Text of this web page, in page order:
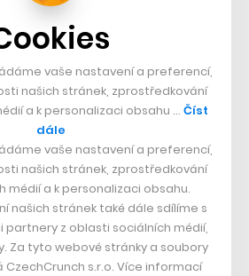
si na Netflixu historickou
z Polska, její humor platí i na
Kingdom Come otevírá
na Vinohradech. Je to moje
lásky k Česku, říká miláček
vydělat 200 milionů za pár
Mladý investor to zvládl s
Xeroxu, ale chce mnohem víc
vaše nastavení a preferencí,
našich stránek, zprostředkování
a k personalizaci obsahu … Číst
dále
vaše nastavení a preferencí,
našich stránek, zprostředkování
médií a k personalizaci obsahu.
našich stránek také dále sdílíme s
partnery z oblasti sociálních médií,
Za tyto webové stránky a soubory
s.r.o. Více informací